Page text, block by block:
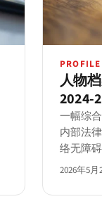
PROFILE
人物
2024-
一幅综
内部法
络无障
窗口的
2026年5月